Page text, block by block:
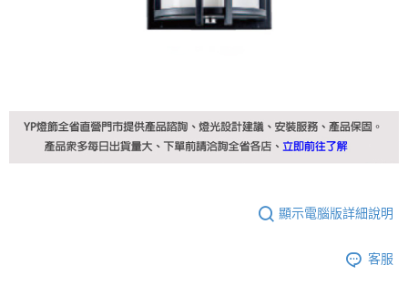
顯示電腦版詳細說明
客服